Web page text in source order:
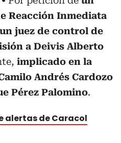
Reacción Inmediata
juez de control de
a Deivis Alberto
implicado en la
Andrés Cardozo
Pérez Palomino.
alertas de Caracol